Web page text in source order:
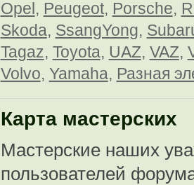
Opel, Peugeot, Porsche,
Skoda, SsangYong,
Tagaz, Toyota, UAZ, VAZ,
Volvo, Yamaha, Разная
Карта мастерских
Мастерские наших
пользователей